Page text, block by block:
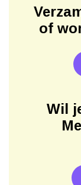
of
Wil